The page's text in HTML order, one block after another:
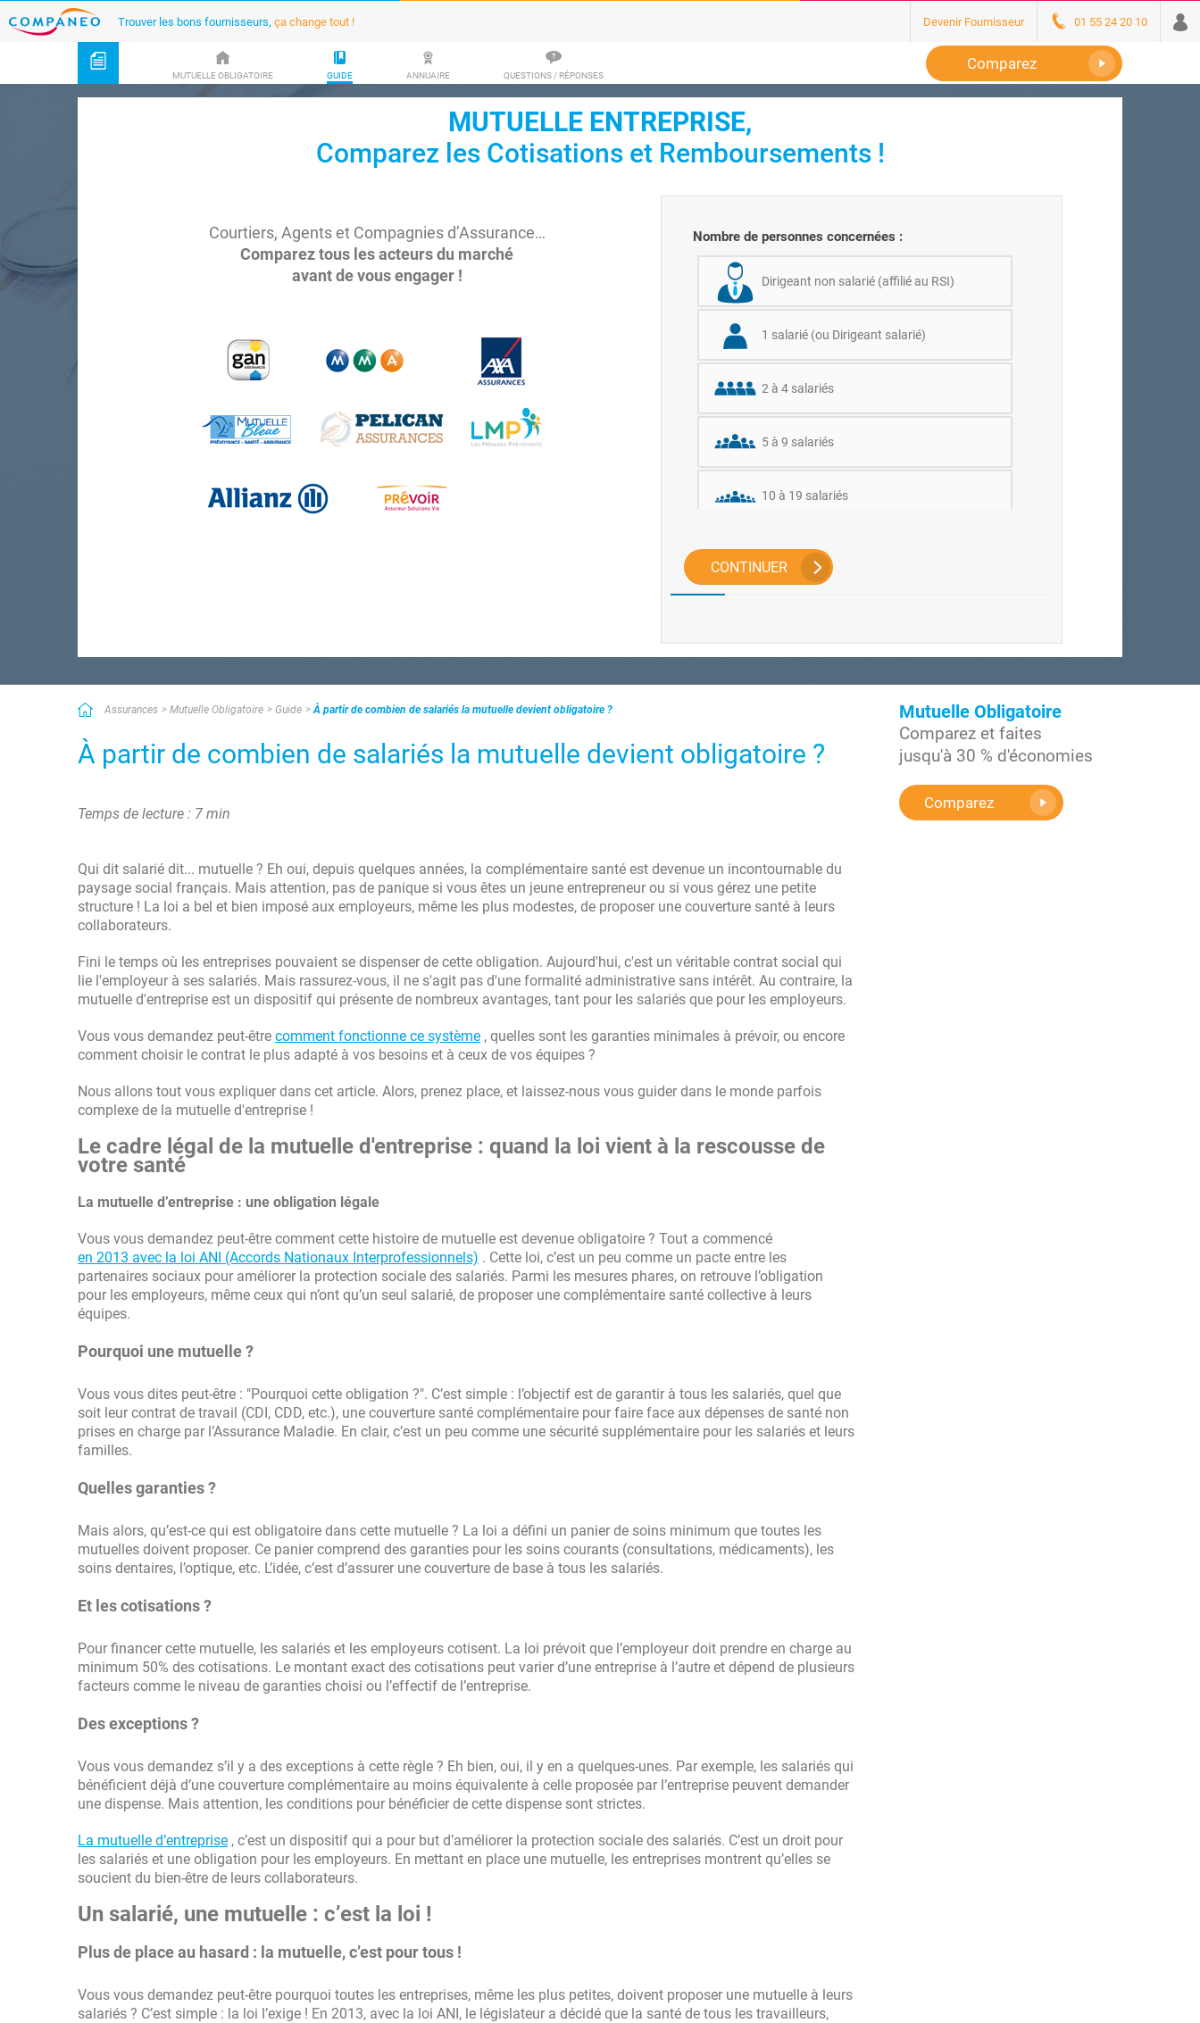
Trouver les bons fournisseurs, ça change tout ! Devenir Fournisseur 01 55 24 20 10
MUTUELLE OBLIGATOIRE GUIDE ANNUAIRE QUESTIONS / RÉPONSES
Comparez
MUTUELLE ENTREPRISE,
Comparez les Cotisations et Remboursements !
Courtiers, Agents et Compagnies d’Assurance…
Comparez tous les acteurs du marché
avant de vous engager !
Nombre de personnes concernées :
Dirigeant non salarié (affilié au RSI)
1 salarié (ou Dirigeant salarié)
2 à 4 salariés
5 à 9 salariés
10 à 19 salariés
20 salariés et plus
CONTINUER
Assurances Mutuelle Obligatoire Guide À partir de combien de salariés la mutuelle devient obligatoire ?
À partir de combien de salariés la mutuelle devient obligatoire ?
Temps de lecture : 7 min
Qui dit salarié dit... mutuelle ? Eh oui, depuis quelques années, la complémentaire santé est devenue un incontournable du
paysage social français. Mais attention, pas de panique si vous êtes un jeune entrepreneur ou si vous gérez une petite
structure ! La loi a bel et bien imposé aux employeurs, même les plus modestes, de proposer une couverture santé à leurs
collaborateurs.
Fini le temps où les entreprises pouvaient se dispenser de cette obligation. Aujourd'hui, c'est un véritable contrat social qui
lie l'employeur à ses salariés. Mais rassurez-vous, il ne s'agit pas d'une formalité administrative sans intérêt. Au contraire, la
mutuelle d'entreprise est un dispositif qui présente de nombreux avantages, tant pour les salariés que pour les employeurs.
Vous vous demandez peut-être comment fonctionne ce système , quelles sont les garanties minimales à prévoir, ou encore
comment choisir le contrat le plus adapté à vos besoins et à ceux de vos équipes ?
Nous allons tout vous expliquer dans cet article. Alors, prenez place, et laissez-nous vous guider dans le monde parfois
complexe de la mutuelle d'entreprise !
Le cadre légal de la mutuelle d'entreprise : quand la loi vient à la rescousse de
votre santé
La mutuelle d’entreprise : une obligation légale
Vous vous demandez peut-être comment cette histoire de mutuelle est devenue obligatoire ? Tout a commencé
en 2013 avec la loi ANI (Accords Nationaux Interprofessionnels) . Cette loi, c’est un peu comme un pacte entre les
partenaires sociaux pour améliorer la protection sociale des salariés. Parmi les mesures phares, on retrouve l’obligation
pour les employeurs, même ceux qui n’ont qu’un seul salarié, de proposer une complémentaire santé collective à leurs
équipes.
Pourquoi une mutuelle ?
Vous vous dites peut-être : "Pourquoi cette obligation ?". C’est simple : l’objectif est de garantir à tous les salariés, quel que
soit leur contrat de travail (CDI, CDD, etc.), une couverture santé complémentaire pour faire face aux dépenses de santé non
prises en charge par l’Assurance Maladie. En clair, c’est un peu comme une sécurité supplémentaire pour les salariés et leurs
familles.
Quelles garanties ?
Mais alors, qu’est-ce qui est obligatoire dans cette mutuelle ? La loi a défini un panier de soins minimum que toutes les
mutuelles doivent proposer. Ce panier comprend des garanties pour les soins courants (consultations, médicaments), les
soins dentaires, l’optique, etc. L’idée, c’est d’assurer une couverture de base à tous les salariés.
Et les cotisations ?
Pour financer cette mutuelle, les salariés et les employeurs cotisent. La loi prévoit que l’employeur doit prendre en charge au
minimum 50% des cotisations. Le montant exact des cotisations peut varier d’une entreprise à l’autre et dépend de plusieurs
facteurs comme le niveau de garanties choisi ou l’effectif de l’entreprise.
Des exceptions ?
Vous vous demandez s’il y a des exceptions à cette règle ? Eh bien, oui, il y en a quelques-unes. Par exemple, les salariés qui
bénéficient déjà d’une couverture complémentaire au moins équivalente à celle proposée par l’entreprise peuvent demander
une dispense. Mais attention, les conditions pour bénéficier de cette dispense sont strictes.
La mutuelle d’entreprise , c’est un dispositif qui a pour but d’améliorer la protection sociale des salariés. C’est un droit pour
les salariés et une obligation pour les employeurs. En mettant en place une mutuelle, les entreprises montrent qu’elles se
soucient du bien-être de leurs collaborateurs.
Un salarié, une mutuelle : c’est la loi !
Plus de place au hasard : la mutuelle, c’est pour tous !
Vous vous demandez peut-être pourquoi toutes les entreprises, même les plus petites, doivent proposer une mutuelle à leurs
salariés ? C’est simple : la loi l’exige ! En 2013, avec la loi ANI, le législateur a décidé que la santé de tous les travailleurs,
Mutuelle Obligatoire
Comparez et faites
jusqu'à 30 % d'économies
Comparez